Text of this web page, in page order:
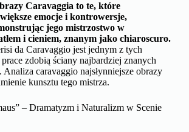
Caravaggia to te, które
emocje i kontrowersje,
jego mistrzostwo w
i cieniem, znanym jako chiaroscuro.
da Caravaggio jest jednym z tych
zdobią ściany najbardziej znanych
Analiza caravaggio najsłynniejsze obrazy
kunsztu tego mistrza.
– Dramatyzm i Naturalizm w Scenie